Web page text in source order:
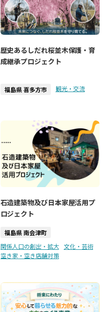
歴史あるしだれ桜並木保護・育
成継承プロジェクト
福島県 喜多方市 観光・交流
石造建築物及び日本家屋活用プ
ロジェクト
福島県 南会津町
関係人口の創出・拡大
文化・芸術
空き家・空き店舗対策